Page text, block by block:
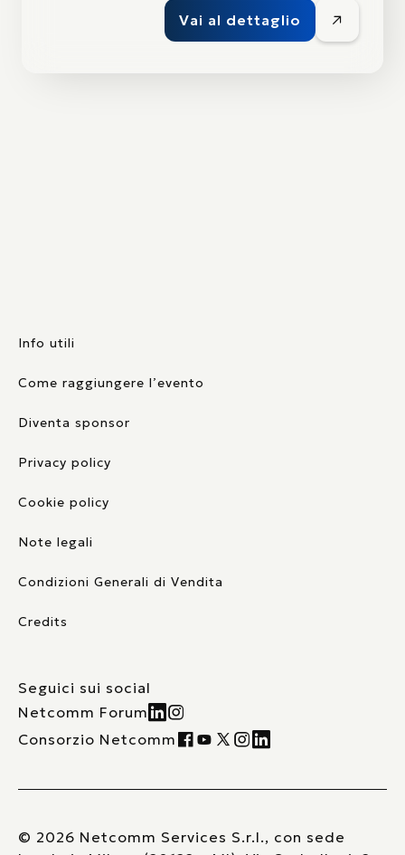
Vai al dettaglio
Info utili
Come raggiungere l’evento
Diventa sponsor
Privacy policy
Cookie policy
Note legali
Condizioni Generali di Vendita
Credits
Seguici sui social
Netcomm Forum
Consorzio Netcomm
© 2026 Netcomm Services S.r.l., con sede